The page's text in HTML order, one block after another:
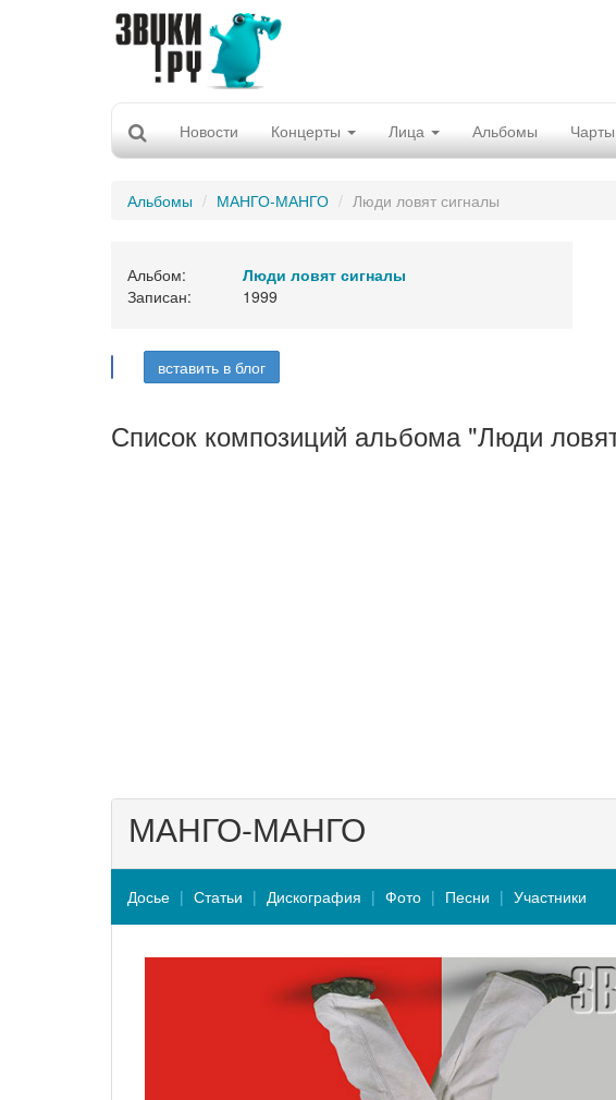
Новости Концерты Лица Альбомы Чарты
Альбомы МАНГО-МАНГО Люди ловят сигналы
Альбом:
Люди ловят сигналы
Записан:
1999
вставить в блог
Список композиций альбома "Люди
МАНГО-МАНГО
Досье Статьи Дискография Фото Песни Участники